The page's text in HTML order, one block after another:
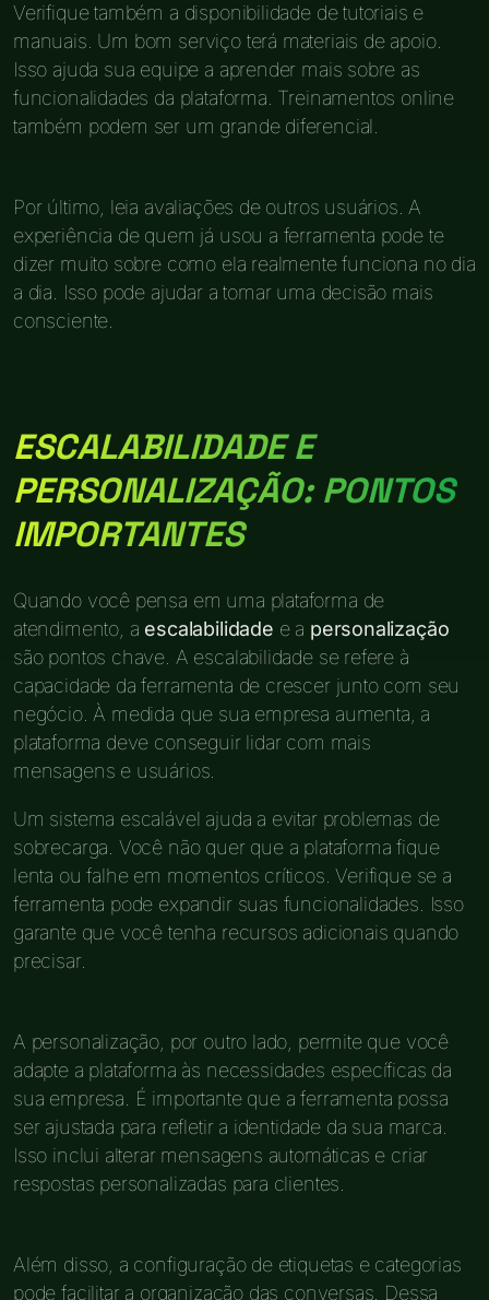
Verifique também a disponibilidade de tutoriais e
manuais. Um bom serviço terá materiais de apoio.
Isso ajuda sua equipe a aprender mais sobre as
funcionalidades da plataforma. Treinamentos online
também podem ser um grande diferencial.
Por último, leia avaliações de outros usuários. A
experiência de quem já usou a ferramenta pode te
dizer muito sobre como ela realmente funciona no dia
a dia. Isso pode ajudar a tomar uma decisão mais
consciente.
ESCALABILIDADE E
PERSONALIZAÇÃO: PONTOS
IMPORTANTES
Quando você pensa em uma plataforma de
atendimento, a escalabilidade e a personalização
são pontos chave. A escalabilidade se refere à
capacidade da ferramenta de crescer junto com seu
negócio. À medida que sua empresa aumenta, a
plataforma deve conseguir lidar com mais
mensagens e usuários.
Um sistema escalável ajuda a evitar problemas de
sobrecarga. Você não quer que a plataforma fique
lenta ou falhe em momentos críticos. Verifique se a
ferramenta pode expandir suas funcionalidades. Isso
garante que você tenha recursos adicionais quando
precisar.
A personalização, por outro lado, permite que você
adapte a plataforma às necessidades específicas da
sua empresa. É importante que a ferramenta possa
ser ajustada para refletir a identidade da sua marca.
Isso inclui alterar mensagens automáticas e criar
respostas personalizadas para clientes.
Além disso, a configuração de etiquetas e categorias
pode facilitar a organização das conversas. Dessa